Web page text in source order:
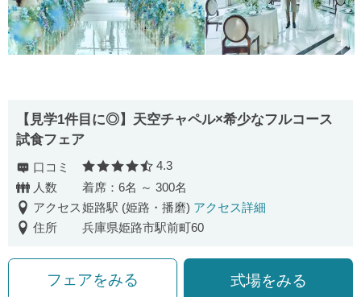
【見学1件目に◎】天空チャペル×希少なフルコース
試食フェア
口コミ 口コミ評価
4.3
人数
着席：6名 ～ 300名
アクセス姫路駅 (姫路・播磨) アクセス詳細
住所
兵庫県姫路市駅前町60
フェアをみる 式場をみる